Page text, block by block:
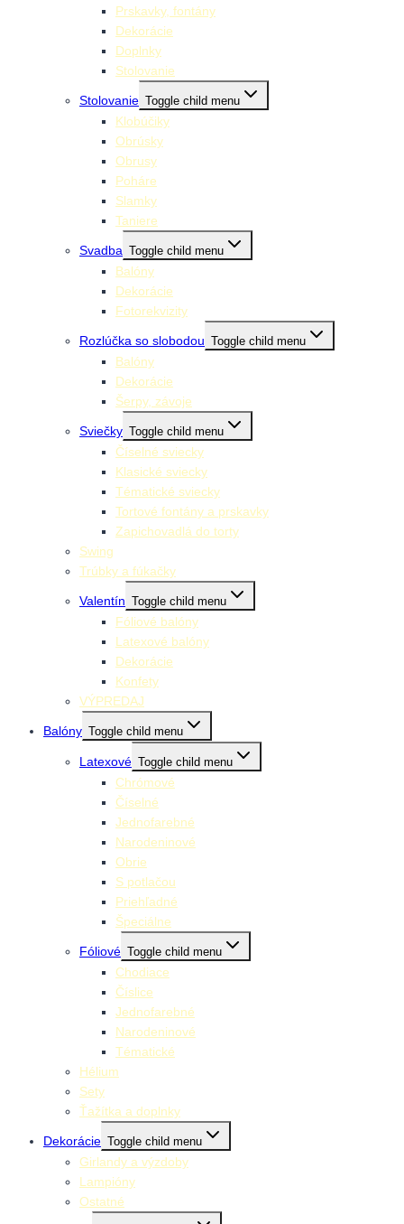
Prskavky, fontány
Dekorácie
Doplnky
Stolovanie
Stolovanie Toggle child menu
Klobúčiky
Obrúsky
Obrusy
Poháre
Slamky
Taniere
Svadba Toggle child menu
Balóny
Dekorácie
Fotorekvizity
Rozlúčka so slobodou Toggle child menu
Balóny
Dekorácie
Šerpy, závoje
Sviečky Toggle child menu
Číselné sviecky
Klasické sviecky
Tématické sviecky
Tortové fontány a prskavky
Zapichovadlá do torty
Swing
Trúbky a fúkačky
Valentín Toggle child menu
Fóliové balóny
Latexové balóny
Dekorácie
Konfety
VÝPREDAJ
Balóny Toggle child menu
Latexové Toggle child menu
Chrómové
Číselné
Jednofarebné
Narodeninové
Obrie
S potlačou
Priehľadné
Špeciálne
Fóliové Toggle child menu
Chodiace
Číslice
Jednofarebné
Narodeninové
Tématické
Hélium
Sety
Ťažítka a doplnky
Dekorácie Toggle child menu
Girlandy a výzdoby
Lampióny
Ostatné